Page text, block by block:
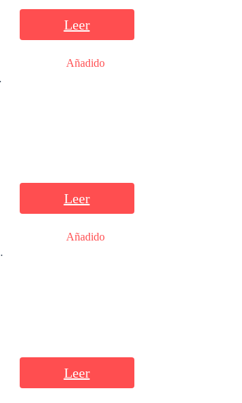
Leer
Añadido
Leer
Añadido
Leer